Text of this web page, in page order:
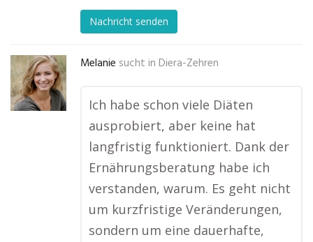
Nachricht senden
Melanie sucht in Diera-Zehren
Ich habe schon viele Diäten
ausprobiert, aber keine hat
langfristig funktioniert. Dank der
Ernährungsberatung habe ich
verstanden, warum. Es geht nicht
um kurzfristige Veränderungen,
sondern um eine dauerhafte,